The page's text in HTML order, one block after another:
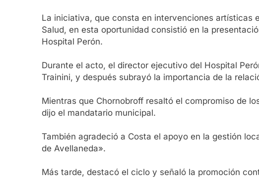
La iniciativa, que consta en intervenciones artísticas
Salud, en esta oportunidad consistió en la
Hospital Perón.
Durante el acto, el director ejecutivo del Hospital
Trainini, y después subrayó la importancia de la
Mientras que Chornobroff resaltó el compromiso de
dijo el mandatario municipal.
También agradeció a Costa el apoyo en la gestión
de Avellaneda».
Más tarde, destacó el ciclo y señaló la promoción